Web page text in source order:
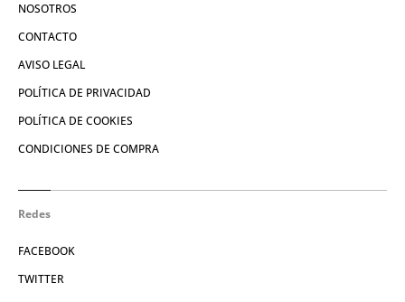
NOSOTROS
CONTACTO
AVISO LEGAL
POLÍTICA DE PRIVACIDAD
POLÍTICA DE COOKIES
CONDICIONES DE COMPRA
Redes
FACEBOOK
TWITTER